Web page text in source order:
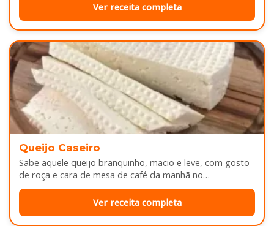
Ver receita completa
Queijo Caseiro
Sabe aquele queijo branquinho, macio e leve, com gosto
de roça e cara de mesa de café da manhã no…
Ver receita completa